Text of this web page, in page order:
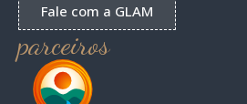
Fale com a GLAM
parceiros